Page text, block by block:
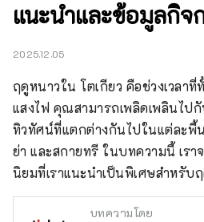
แนะนำและข้อมูลกิจ
2025.12.05
ฤดูหนาวใน โตเกียว คือช่วงเวลา
แสงไฟ คุณสามารถเพลิดเพลินไป
ทิวทัศน์ที่แตกต่างกันไปในแต่ละพื้
ย่า และสกายทรี ในบทความนี้ เร
นิยมที่เราแนะนำเป็นพิเศษสำหรับ
บทความโดย